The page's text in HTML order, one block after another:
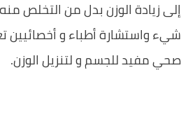
إلى زيادة الوزن بدل من التخلص
شيء واستشارة أطباء و أخصائيين
صحي مفيد للجسم و لتنزيل الوزن.